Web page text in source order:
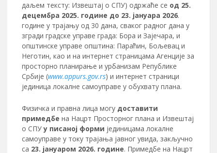
даљем тексту: Извештај о СПУ) одржаће се од 25.
децембра 2025. године до 23. јануара 2026.
године у трајању од 30 дана, сваког радног дана у
згради градске управе града: Бора и Зајечара, и
општинске управе општинa: Параћин, Бољевац и
Неготин, као и на интернет страницама Агенције за
просторно планирање и урбанизам Републике
Србије (www.appurs.gov.rs) и интернет страници
јединица локалне самоуправе у обухвату плана.
Физичка и правна лица могу доставити
примедбе на Нацрт Просторног плана и Извештај
о СПУу писаној форми јединицама локалне
самоуправе у току трајања јавног увида, закључно
са 23. јануаром 2026. године. Примедбе на Нацрт